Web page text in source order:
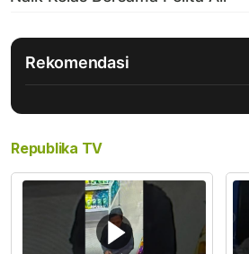
Rekomendasi
Republika TV